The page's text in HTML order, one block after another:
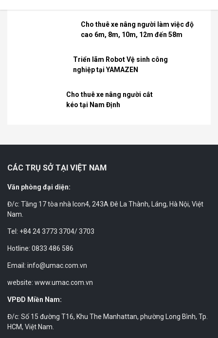
Cho thuê xe nâng người làm việc độ
cao 6m, 8m, 10m, 12m đến 58m
Triển lãm Robot Vệ sinh công
nghiệp tại YAMAZEN
Cho thuê xe nâng người cắt
kéo tại Nam Định
CÁC TRỤ SỞ TẠI VIỆT NAM
Văn phòng đại diện:
Đ/c: Tầng 17 tòa nhà Icon4, 243A Đê La Thành, Láng, Hà Nội, Việt
Nam.
Tel: +84 24 3773 3704/ 3703
Hotline: 0833 486 586
Email: info@umac.com.vn
website: www.umac.com.vn
VPĐD Miền Nam:
Đ/c: Số 15 đường T16, Khu The Manhattan, phường Long Bình, Tp.
HCM, Việt Nam.